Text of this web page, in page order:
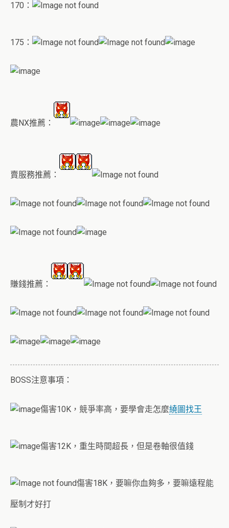
170 ：
175：
農NX推薦：
賣服務推薦：
賺錢推薦：
BOSS注意事項：
傷害10K，競爭率高，要學會走怎麼繞圖找王
傷害12K，重生時間超長，但是卷軸很值錢
傷害18K，要嘛你血夠多，要嘛遠程能
壓制才好打